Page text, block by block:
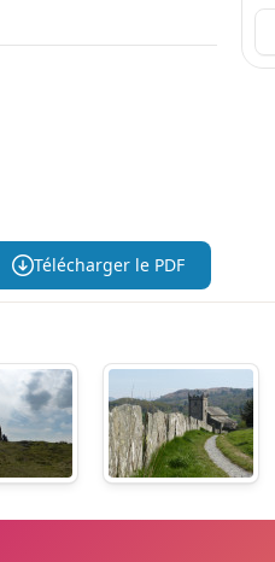
Télécharger le PDF